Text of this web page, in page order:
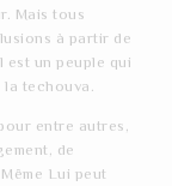
Mais tous
à partir de
est un peuple qui
techouva.
entre autres,
de
Lui peut